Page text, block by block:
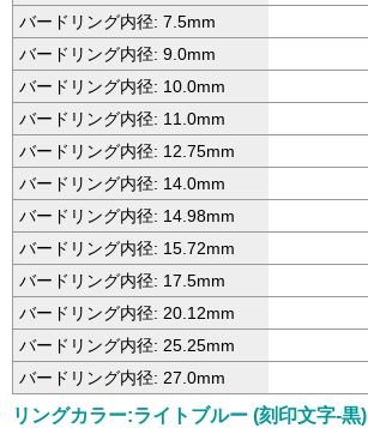
バードリング内径: 7.5mm
バードリング内径: 9.0mm
バードリング内径: 10.0mm
バードリング内径: 11.0mm
バードリング内径: 12.75mm
バードリング内径: 14.0mm
バードリング内径: 14.98mm
バードリング内径: 15.72mm
バードリング内径: 17.5mm
バードリング内径: 20.12mm
バードリング内径: 25.25mm
バードリング内径: 27.0mm
リングカラー:ライトブルー (刻印文字-黒)